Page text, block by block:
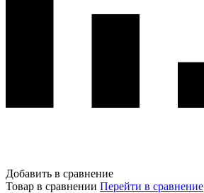
Добавить в сравнение
Товар в сравнении Перейти в сравнение